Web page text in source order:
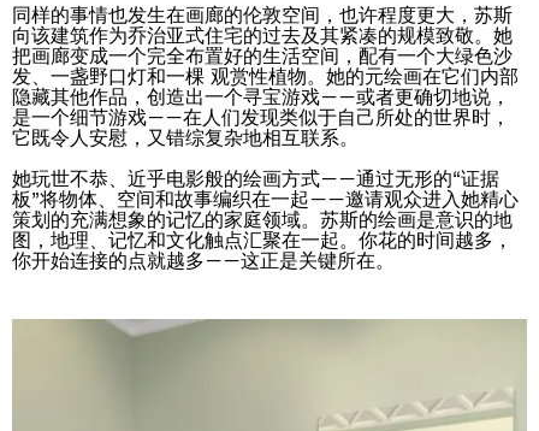
同样的事情也发生在画廊的伦敦空间，也许程度更大，苏斯
向该建筑作为乔治亚式住宅的过去及其紧凑的规模致敬。她
把画廊变成一个完全布置好的生活空间，配有一个大绿色沙
发、一盏野口灯和一棵 观赏性植物。她的元绘画在它们内部
隐藏其他作品，创造出一个寻宝游戏——或者更确切地说，
是一个细节游戏——在人们发现类似于自己所处的世界时，
它既令人安慰，又错综复杂地相互联系。
她玩世不恭、近乎电影般的绘画方式——通过无形的“证据
板”将物体、空间和故事编织在一起——邀请观众进入她精心
策划的充满想象的记忆的家庭领域。苏斯的绘画是意识的地
图，地理、记忆和文化触点汇聚在一起。你花的时间越多，
你开始连接的点就越多——这正是关键所在。